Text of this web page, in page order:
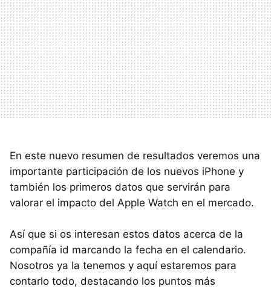
En este nuevo resumen de resultados veremos una
importante participación de los nuevos iPhone y
también los primeros datos que servirán para
valorar el impacto del Apple Watch en el mercado.
Así que si os interesan estos datos acerca de la
compañía id marcando la fecha en el calendario.
Nosotros ya la tenemos y aquí estaremos para
contarlo todo, destacando los puntos más